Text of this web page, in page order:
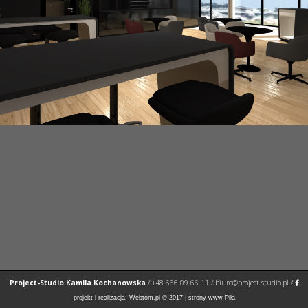
Project-Studio Kamila Kochanowska /+48 666 09 66 11 / biuro@project-studio.pl /
projekt i realizacja: Webtom.pl © 2017 | strony www Piła